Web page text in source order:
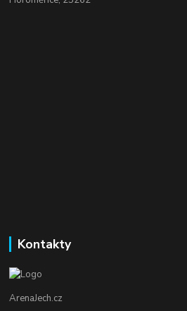
Kontakty
ArenaJech.cz